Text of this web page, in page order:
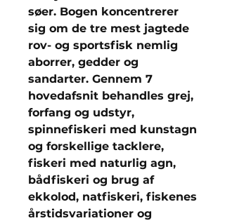
søer. Bogen koncentrerer
sig om de tre mest jagtede
rov- og sportsfisk nemlig
aborrer, gedder og
sandarter. Gennem 7
hovedafsnit behandles grej,
forfang og udstyr,
spinnefiskeri med kunstagn
og forskellige tacklere,
fiskeri med naturlig agn,
bådfiskeri og brug af
ekkolod, natfiskeri, fiskenes
årstidsvariationer og